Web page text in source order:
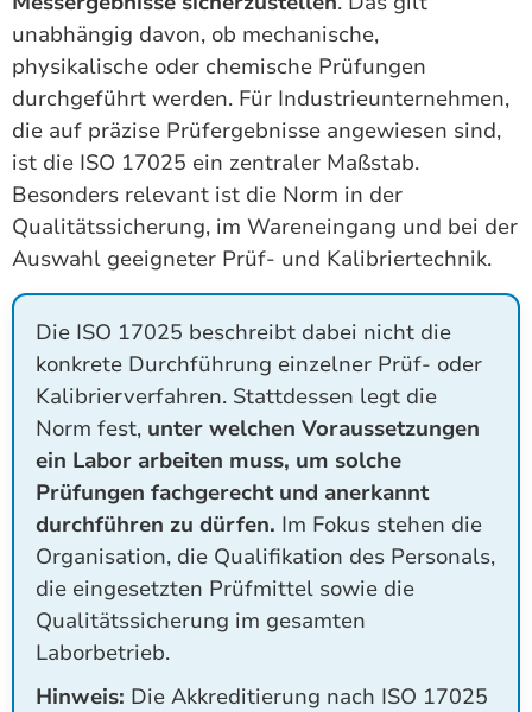
unabhängig davon, ob mechanische,
physikalische oder chemische Prüfungen
durchgeführt werden. Für Industrieunternehmen,
die auf präzise Prüfergebnisse angewiesen sind,
ist die ISO 17025 ein zentraler Maßstab.
Besonders relevant ist die Norm in der
Qualitätssicherung, im Wareneingang und bei der
Auswahl geeigneter Prüf- und Kalibriertechnik.
Die ISO 17025 beschreibt dabei nicht die
konkrete Durchführung einzelner Prüf- oder
Kalibrierverfahren. Stattdessen legt die
Norm fest, unter welchen Voraussetzungen
ein Labor arbeiten muss, um solche
Prüfungen fachgerecht und anerkannt
durchführen zu dürfen. Im Fokus stehen die
Organisation, die Qualifikation des Personals,
die eingesetzten Prüfmittel sowie die
Qualitätssicherung im gesamten
Laborbetrieb.
Hinweis: Die Akkreditierung nach ISO 17025